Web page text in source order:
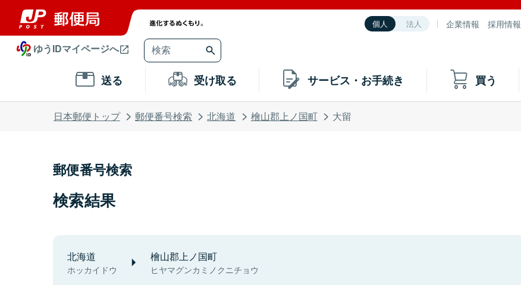
個人 法人 企業情報 採用情報
ゆうIDマイページへ
送る 受け取る サービス・お手続き 買う
日本郵便トップ 郵便番号検索 北海道 檜山郡上ノ国町 大留
郵便番号検索
検索結果
北海道
ホッカイドウ
檜山郡上ノ国町
ヒヤマグンカミノクニチョウ